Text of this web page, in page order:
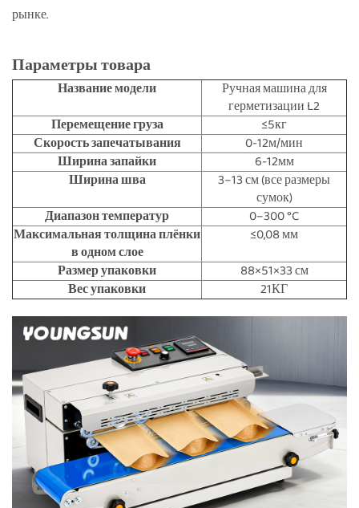
рынке.
Параметры товара
Название модели
Ручная машина для
герметизации L2
Перемещение груза
≤5кг
Скорость запечатывания
0-12м/мин
Ширина запайки
6-12мм
Ширина шва
3–13 см (все размеры
сумок)
Диапазон температур
0–300 °C
Максимальная толщина плёнки
в одном слое
≤0,08 мм
Размер упаковки
88×51×33 см
Вес упаковки
21КГ